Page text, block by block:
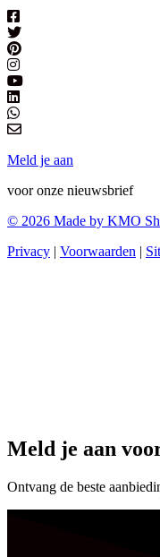
Meld je aan
voor onze nieuwsbrief
© 2026 Made by KMO
Privacy | Voorwaarden |
Meld je aan
Ontvang de beste